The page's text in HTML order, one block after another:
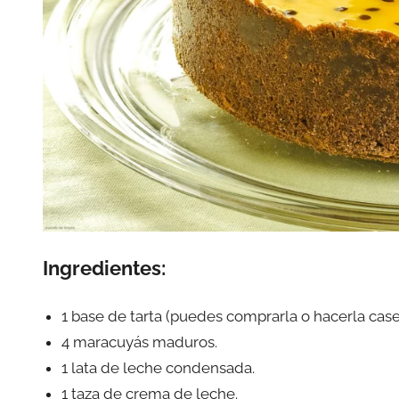
Ingredientes:
1 base de tarta (puedes comprarla o hacerla
4 maracuyás maduros.
1 lata de leche condensada.
1 taza de crema de leche.